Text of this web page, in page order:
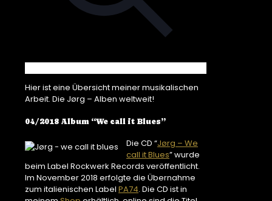
Hier ist eine Übersicht meiner musikalischen
Arbeit. Die Jørg – Alben weltweit!
04/2018 Album “We call it Blues”
Die CD “Jørg – We
call it Blues” wurde
beim Label Rockwerk Records veröffentlicht.
Im November 2018 erfolgte die Übernahme
zum italienischen Label PA74. Die CD ist in